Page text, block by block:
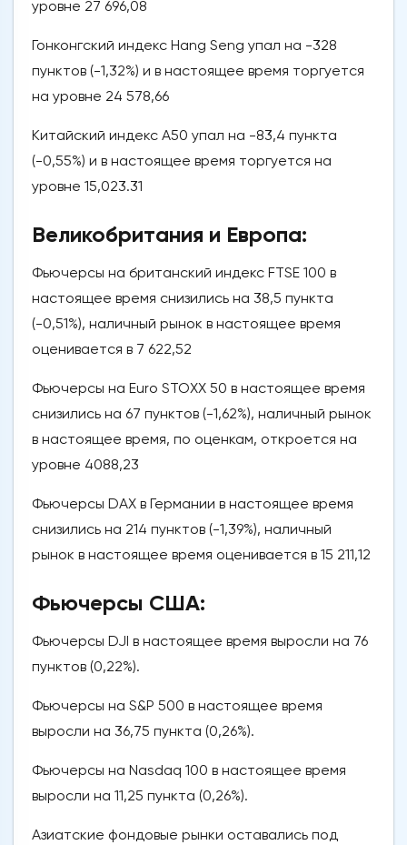
уровне 27 696,08
Гонконгский индекс Hang Seng упал на -328
пунктов (-1,32%) и в настоящее время торгуется
на уровне 24 578,66
Китайский индекс A50 упал на -83,4 пункта
(-0,55%) и в настоящее время торгуется на
уровне 15,023.31
Великобритания и Европа:
Фьючерсы на британский индекс FTSE 100 в
настоящее время снизились на 38,5 пункта
(-0,51%), наличный рынок в настоящее время
оценивается в 7 622,52
Фьючерсы на Euro STOXX 50 в настоящее время
снизились на 67 пунктов (-1,62%), наличный рынок
в настоящее время, по оценкам, откроется на
уровне 4088,23
Фьючерсы DAX в Германии в настоящее время
снизились на 214 пунктов (-1,39%), наличный
рынок в настоящее время оценивается в 15 211,12
Фьючерсы США:
Фьючерсы DJI в настоящее время выросли на 76
пунктов (0,22%).
Фьючерсы на S&P 500 в настоящее время
выросли на 36,75 пункта (0,26%).
Фьючерсы на Nasdaq 100 в настоящее время
выросли на 11,25 пункта (0,26%).
Азиатские фондовые рынки оставались под